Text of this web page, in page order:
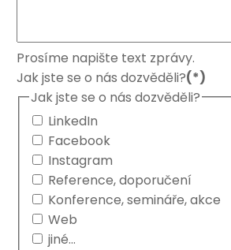
Prosíme napište text zprávy.
Jak jste se o nás dozvěděli?(*)
Jak jste se o nás dozvěděli?
LinkedIn
Facebook
Instagram
Reference, doporučení
Konference, semináře, akce
Web
jiné...